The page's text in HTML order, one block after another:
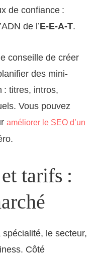
de confiance :
de l’E-E-A-T.
conseille de créer
des mini-
: titres, intros,
Vous pouvez
améliorer le SEO d’un
tarifs :
le secteur,
Côté